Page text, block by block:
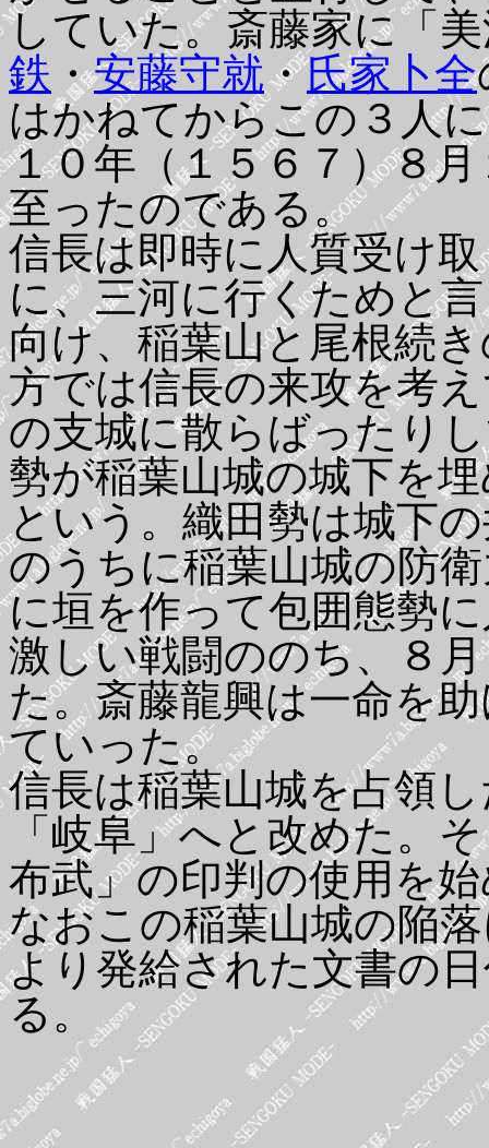
していた。斎藤家に「
鉄 ・安藤守就・氏家卜全
はかねてからこの３人
１０年（１５６７）８
至ったのである。
信長は即時に人質受け
に、三河に行くためと
向け、稲葉山と尾根続
方では信長の来攻を考
の支城に散らばったり
勢が稲葉山城の城下を
という。織田勢は城下
のうちに稲葉山城の防
に垣を作って包囲態勢
激しい戦闘ののち、８
た。斎藤龍興は一命を
ていった。
信長は稲葉山城を占領
「岐阜」へと改めた。
布武」の印判の使用を
なおこの稲葉山城の陥
より発給された文書の
る。